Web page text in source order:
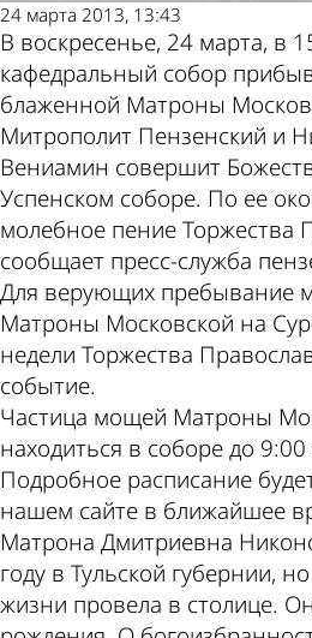
24 марта 2013, 13:43
В воскресенье, 24 марта, в
кафедральный собор
блаженной Матроны
Митрополит Пензенский и
Вениамин совершит
Успенском соборе. По ее
молебное пение Торжества
сообщает пресс-служба
Для верующих пребывание
Матроны Московской на
недели Торжества
событие.
Частица мощей Матроны
находиться в соборе до
Подробное расписание
нашем сайте в ближайшее
Матрона Дмитриевна
году в Тульской губернии,
жизни провела в столице.